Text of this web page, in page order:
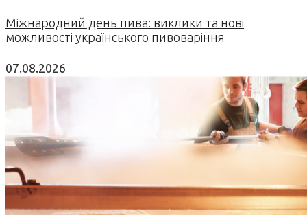
Міжнародний день пива: виклики та нові
можливості українського пивоваріння
07.08.2026